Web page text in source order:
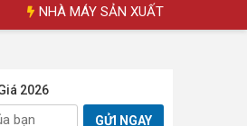
NHÀ MÁY SẢN XUẤT
2026
GỬI NGAY